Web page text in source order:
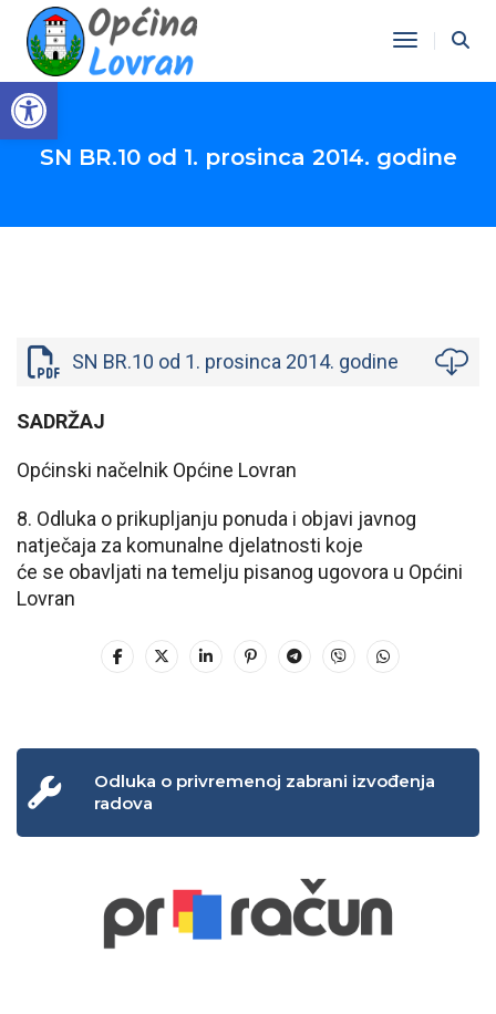
Open toolbar
Toggle
SN BR.10 od 1. prosinca 2014. godine
SN BR.10 od 1. prosinca 2014. godine
SADRŽAJ
Općinski načelnik Općine Lovran
8. Odluka o prikupljanju ponuda i objavi javnog
natječaja za komunalne djelatnosti koje
će se obavljati na temelju pisanog ugovora u Općini
Lovran
Odluka o privremenoj zabrani izvođenja
radova